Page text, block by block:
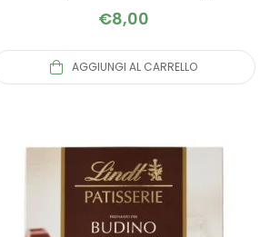
€8,00
AGGIUNGI AL CARRELLO